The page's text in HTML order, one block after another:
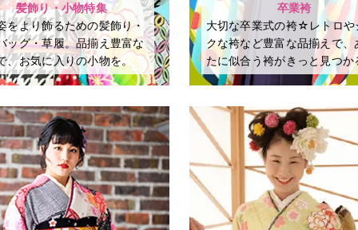
髪飾り・小物特集
をより飾るための髪飾り・
ッグ・草履。品揃え豊富な
、お気に入りの小物を。
卒業袴
大切な卒業式の袴☆レトロや
クな袴など豊富な品揃えで、
たに似合う袴がきっと見つか